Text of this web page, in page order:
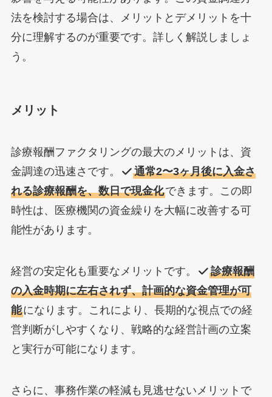
法を検討する場合は、メリットとデメリットを十
分に理解するのが重要です。詳しく解説しましょ
う。
メリット
診療報酬ファクタリングの最大のメリットは、資
金調達の迅速さです。
通常2〜3ヶ月後に入金さ
れる診療報酬を、数日で現金化できます。この即
時性は、医療機関の資金繰りを大幅に改善する可
能性があります。
経営の安定化も重要なメリットです。
診療報酬
の入金時期に左右されず、計画的な資金管理が可
能になります。これにより、長期的な視点での経
営判断がしやすくなり、戦略的な経営計画の立案
と実行が可能になります。
さらに、事務作業の軽減も見逃せないメリットで